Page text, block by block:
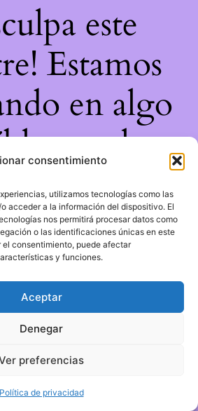
consentimiento
utilizamos tecnologías como las
acceder a la información del dispositivo. El
nos permitirá procesar datos como
o las identificaciones únicas en este
consentimiento, puede afectar
y funciones.
Aceptar
Denegar
preferencias
Política de privacidad
este
Estamos
en algo
¡vuelve